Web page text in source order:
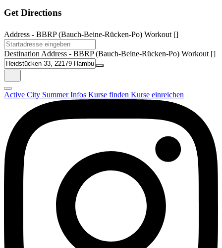
Get Directions
Address - BBRP (Bauch-Beine-Rücken-Po) Workout []
Destination Address - BBRP (Bauch-Beine-Rücken-Po) Workout []
Active City SummerInfos Kurse finden Kurse einreichen